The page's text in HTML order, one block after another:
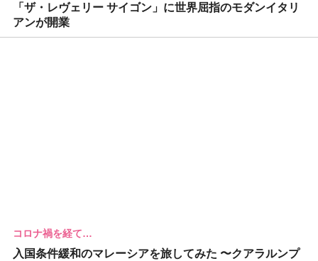
「ザ・レヴェリー サイゴン」に世界屈指のモダンイタリ
アンが開業
コロナ禍を経て…
入国条件緩和のマレーシアを旅してみた 〜クアラルンプ